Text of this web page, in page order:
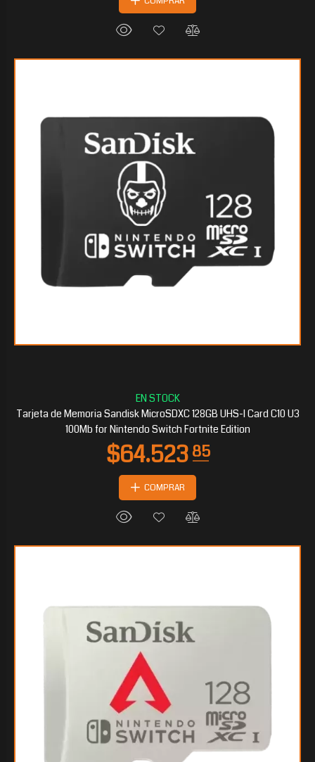
Tarjeta de Memoria Sandisk MicroSDXC 128GB UHS-I Card C10 U3
100Mb for Nintendo Switch Fortnite Edition
COMPRAR
$31.45140
$26.00720